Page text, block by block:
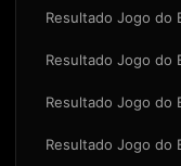
Resultado Jogo do
Resultado Jogo do
Resultado Jogo do
Resultado Jogo do